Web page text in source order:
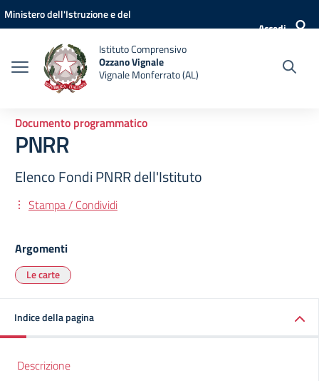
Vai ai contenuti
Vai al menu di navigazione
Vai al footer
Ministero dell'Istruzione e del
Accedi
Istituto Comprensivo
Ozzano Vignale
Vignale Monferrato (AL)
Documento programmatico
PNRR
Elenco Fondi PNRR dell'Istituto
Stampa / Condividi
Argomenti
Le carte
Indice della pagina
Descrizione